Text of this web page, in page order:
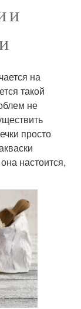
и
на
такой
не
просто
настоится,